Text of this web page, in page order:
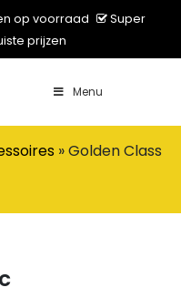
op voorraad
Super
prijzen
Menu
»Golden Class